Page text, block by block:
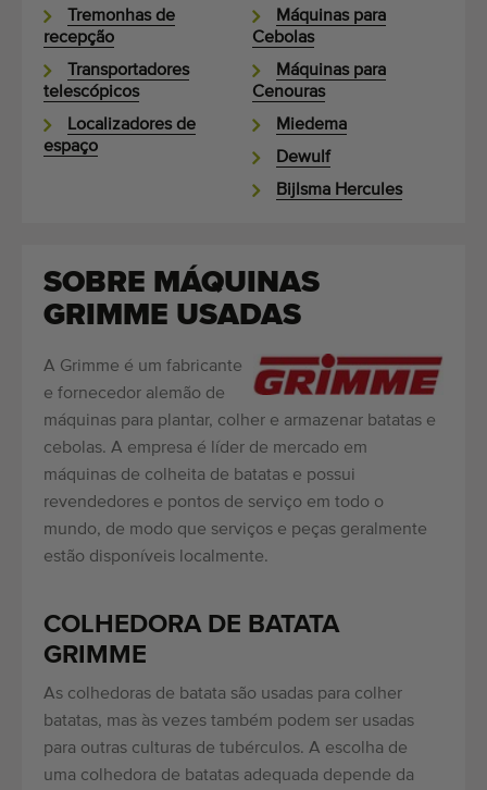
Tremonhas de
recepção
Transportadores
telescópicos
Localizadores de
espaço
Máquinas para
Cebolas
Máquinas para
Cenouras
Miedema
Dewulf
Bijlsma Hercules
SOBRE MÁQUINAS
GRIMME USADAS
A Grimme é um fabricante
e fornecedor alemão de
máquinas para plantar, colher e armazenar batatas e
cebolas. A empresa é líder de mercado em
máquinas de colheita de batatas e possui
revendedores e pontos de serviço em todo o
mundo, de modo que serviços e peças geralmente
estão disponíveis localmente.
COLHEDORA DE BATATA
GRIMME
As colhedoras de batata são usadas para colher
batatas, mas às vezes também podem ser usadas
para outras culturas de tubérculos. A escolha de
uma colhedora de batatas adequada depende da